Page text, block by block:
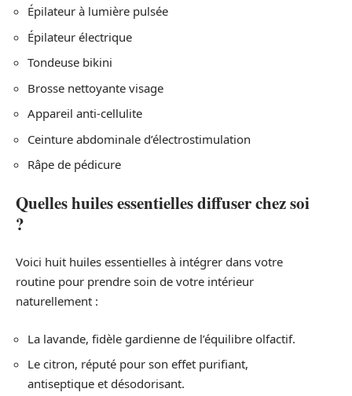
Épilateur à lumière pulsée
Épilateur électrique
Tondeuse bikini
Brosse nettoyante visage
Appareil anti-cellulite
Ceinture abdominale d’électrostimulation
Râpe de pédicure
Quelles huiles essentielles diffuser chez soi
?
Voici huit huiles essentielles à intégrer dans votre
routine pour prendre soin de votre intérieur
naturellement :
La lavande, fidèle gardienne de l’équilibre olfactif.
Le citron, réputé pour son effet purifiant,
antiseptique et désodorisant.